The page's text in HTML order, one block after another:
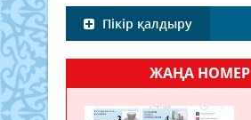
Пікір қалдыру
ЖАҢА НОМЕР